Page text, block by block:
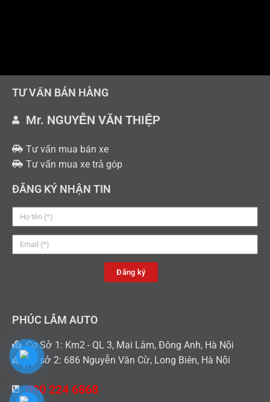
TƯ VẤN BÁN HÀNG
Mr. NGUYỄN VĂN THIỆP
Tư vấn mua bán xe
Tư vấn mua xe trả góp
ĐĂNG KÝ NHẬN TIN
Đăng ký
PHÚC LÂM AUTO
Cơ Sở 1: Km2 - QL 3, Mai Lâm, Đông Anh, Hà Nội
Cơ sở 2: 686 Nguyễn Văn Cừ, Long Biên, Hà Nội
090 224 6868